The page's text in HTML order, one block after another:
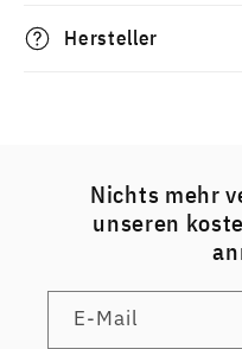
Hersteller
Nichts mehr
unseren
E-Mail